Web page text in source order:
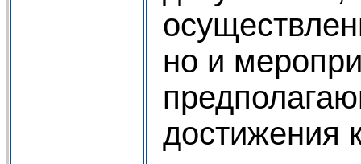
но и
достижения